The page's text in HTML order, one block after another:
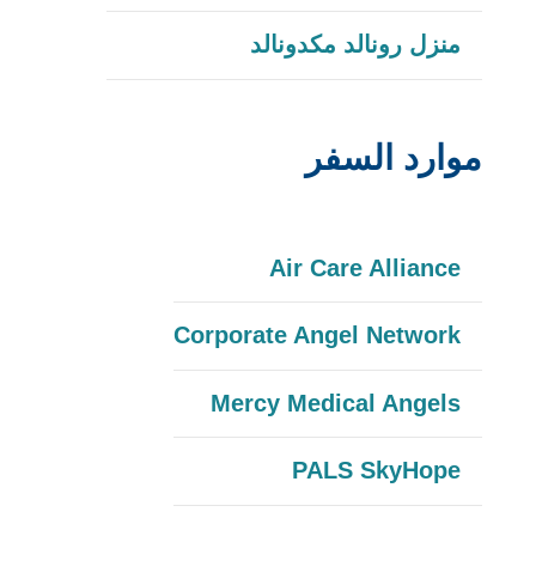
الرابط
منزل رونالد مكدونالديفتح
الرابط
موارد السفر
Air Care Allianceيفتح
الرابط
في
جديدة
Corporate Angel Networkيفتح
الرابط
Mercy Medical Angelsيفتح
الرابط
PALS SkyHopeيفتح
الرابط